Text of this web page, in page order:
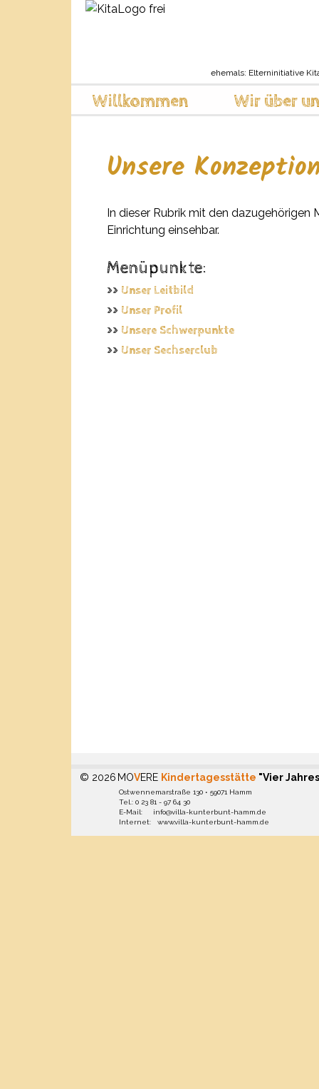
ehemals: Elterninitiative
Willkommen Wir über
Unsere
In dieser Rubrik mit den dazugehörigen
Einrichtung einsehbar.
Menüpunkte:
>> Unser Leitbild
>> Unser Profil
>> Unsere Schwerpunkte
>> Unser Sechserclub
MOVERE Kindertagesstätte "Vier
Ostwennemarstraße 130 • 59071 Hamm
Tel.: 0 23 81 - 97 64 30
E-Mail: info@villa-kunterbunt-hamm.de
Internet: www.villa-kunterbunt-hamm.de
© 2026